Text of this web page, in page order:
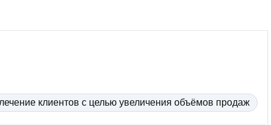
клиентов с целью увеличения объёмов продаж